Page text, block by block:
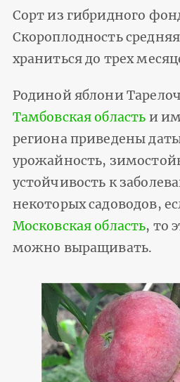
Сорт из гибридного
Скороплодность
храниться до трех
Родиной яблони
Тамбовская область и
региона приведены
урожайность,
устойчивость к
некоторых садоводов,
Московская область, то
можно выращивать.